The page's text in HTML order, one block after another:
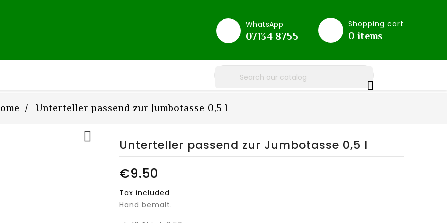
Shopping cart
0 items
WhatsApp
07134 8755

Unterteller passend zur Jumbotasse 0,5 l

Unterteller passend zur Jumbotasse 0,5 l
€9.50
Tax included
Hand bemalt.